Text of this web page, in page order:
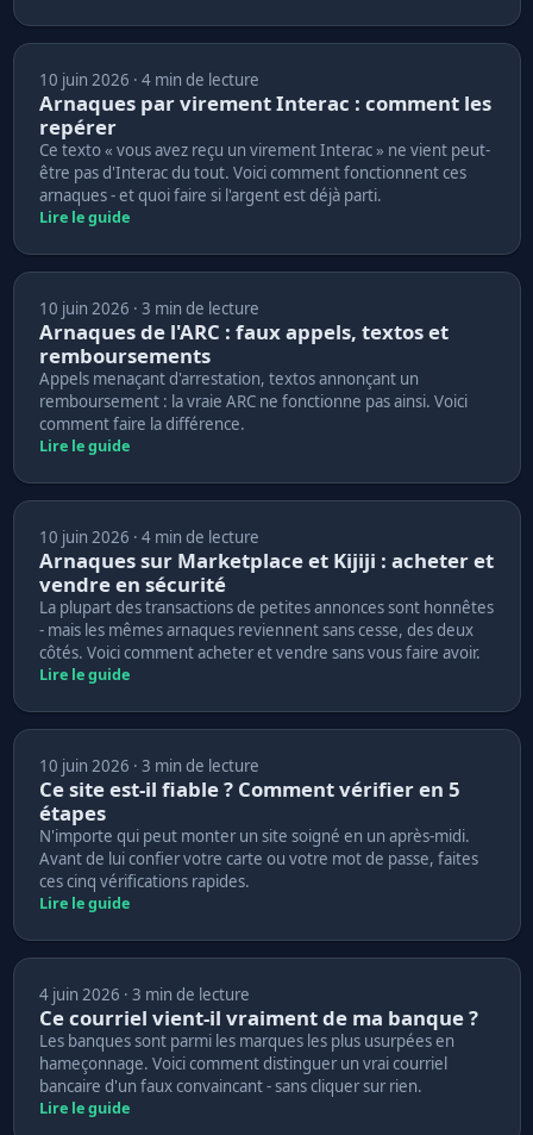
10 juin 2026 · 4 min de lecture
Arnaques par virement Interac : comment les
repérer
Ce texto « vous avez reçu un virement Interac » ne vient peut-
être pas d'Interac du tout. Voici comment fonctionnent ces
arnaques - et quoi faire si l'argent est déjà parti.
Lire le guide
10 juin 2026 · 3 min de lecture
Arnaques de l'ARC : faux appels, textos et
remboursements
Appels menaçant d'arrestation, textos annonçant un
remboursement : la vraie ARC ne fonctionne pas ainsi. Voici
comment faire la différence.
Lire le guide
10 juin 2026 · 4 min de lecture
Arnaques sur Marketplace et Kijiji : acheter et
vendre en sécurité
La plupart des transactions de petites annonces sont honnêtes
- mais les mêmes arnaques reviennent sans cesse, des deux
côtés. Voici comment acheter et vendre sans vous faire avoir.
Lire le guide
10 juin 2026 · 3 min de lecture
Ce site est-il fiable ? Comment vérifier en 5
étapes
N'importe qui peut monter un site soigné en un après-midi.
Avant de lui confier votre carte ou votre mot de passe, faites
ces cinq vérifications rapides.
Lire le guide
4 juin 2026 · 3 min de lecture
Ce courriel vient-il vraiment de ma banque ?
Les banques sont parmi les marques les plus usurpées en
hameçonnage. Voici comment distinguer un vrai courriel
bancaire d'un faux convaincant - sans cliquer sur rien.
Lire le guide